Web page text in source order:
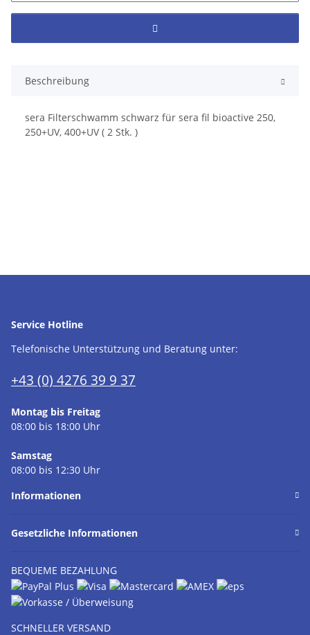
Beschreibung
sera Filterschwamm schwarz für sera fil bioactive 250,
250+UV, 400+UV ( 2 Stk. )
Service Hotline
Telefonische Unterstützung und Beratung unter:
+43 (0) 4276 39 9 37
Montag bis Freitag
08:00 bis 18:00 Uhr
Samstag
08:00 bis 12:30 Uhr
Informationen
Gesetzliche Informationen
BEQUEME BEZAHLUNG
SCHNELLER VERSAND